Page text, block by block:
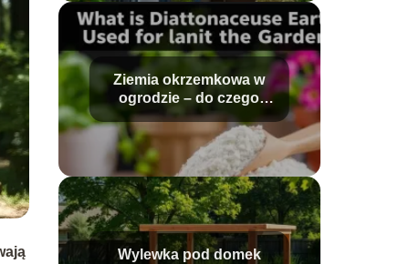
Ziemia okrzemkowa w
ogrodzie – do czego
służy?
Wylewka pod domek